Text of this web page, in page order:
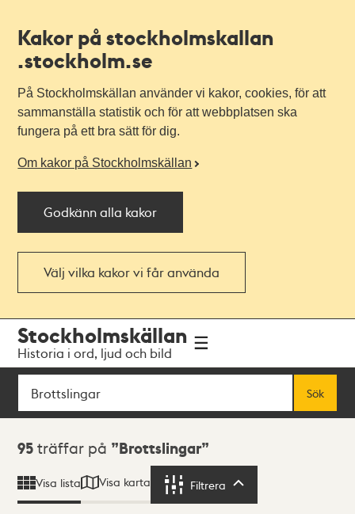
Kakor på stockholmskallan
.stockholm.se
På Stockholmskällan använder vi kakor, cookies, för att
sammanställa statistik och för att webbplatsen ska
fungera på ett bra sätt för dig.
Om kakor på Stockholmskällan
Godkänn alla kakor
Välj vilka kakor vi får använda
navigationen
huvudinnehållet
Stockholmskällan
Historia i ord, ljud och bild
Sök
Sök
Sökresultat
95 träffar på Brottslingar
Visa lista Visa karta Filtrera